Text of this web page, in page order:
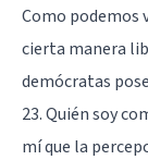
Como podemos
cierta manera
demócratas
23. Quién soy
mí que la